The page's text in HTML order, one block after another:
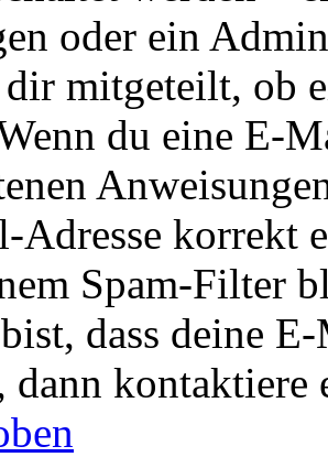
oder ein
mitgeteilt, ob
du eine E-
Adresse korrekt
Spam-Filter
dass deine
dann kontaktiere